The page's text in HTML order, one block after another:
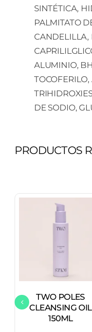
SINTÉTICA,
PALMITATO
CANDELILLA,
ALUMINIO,
DE SODIO,
PRODUCTOS
TWO POLES
CLEANSING OIL
150ML